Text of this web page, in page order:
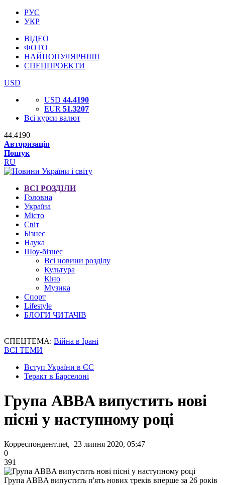
РУС
УКР
ВІДЕО
ФОТО
НАЙПОПУЛЯРНІШІ
СПЕЦПРОЕКТИ
USD
USD 44.4190
EUR 51.3207
Всі курси валют
44.4190
Авторизація
Пошук
RU
ВСІ РОЗДІЛИ
Головна
Україна
Місто
Світ
Бізнес
Наука
Шоу-бізнес
Всі новини розділу
Культура
Кіно
Музика
Спорт
Lifestyle
БЛОГИ ЧИТАЧІВ
СПЕЦТЕМА: Війна в Ірані
ВСІ ТЕМИ
Вступ України в ЄС
Теракт в Барселоні
Група ABBA випустить нові
пісні у наступному році
Корреспондент.net, 23 липня 2020, 05:47
0
391
Група ABBA випустить п'ять нових треків вперше за 26 років